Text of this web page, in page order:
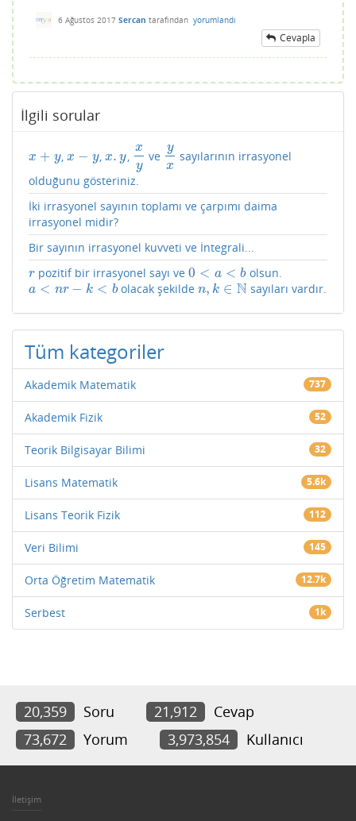
6 Ağustos 2017 Sercan tarafından yorumlandı
Cevapla
İlgili sorular
x + y
x+ y ,x − y
x−y ,x. y
x.y
x
y
xy ve
y
x
yx sayılarının irrasyonel
olduğunu gösteriniz.
İki irrasyonel sayının toplamı ve çarpımı daima
irrasyonel midir?
Bir sayının irrasyonel kuvveti ve İntegrali...
r
r pozitif bir irrasyonel sayı ve0 < a < b
0 <a< b olsun.
a < nr − k < b
a<nr −k< b olacak şekilden, k ∈ N
n,k∈ N sayıları vardır.
Tüm kategoriler
Akademik Matematik 737
Akademik Fizik 52
Teorik Bilgisayar Bilimi 32
Lisans Matematik 5.6k
Lisans Teorik Fizik 112
Veri Bilimi 145
Orta Öğretim Matematik 12.7k
Serbest 1k
20,359 Soru 21,912
Cevap
73,672
Yorum 3,973,854 Kullanıcı
İletişim